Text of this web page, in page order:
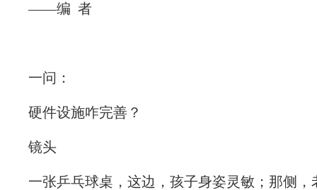
——编 者
一问：
硬件设施咋完善？
镜头
一张乒乓球桌，这边，孩子身姿灵敏；那侧，